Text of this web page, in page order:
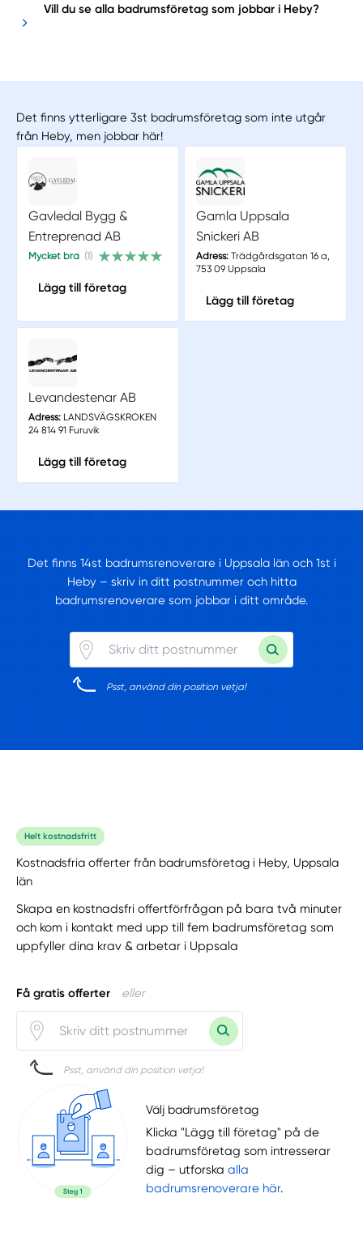
Vill du se alla badrumsföretag som jobbar i Heby?
Det finns ytterligare 3st badrumsföretag som inte utgår
från Heby, men jobbar här!
Gavledal Bygg &
Entreprenad AB
Mycket bra (1)
Lägg till företag
Gamla Uppsala
Snickeri AB
Adress:Trädgårdsgatan 16 a,
753 09 Uppsala
Lägg till företag
Levandestenar AB
Adress:LANDSVÄGSKROKEN
24 814 91 Furuvik
Lägg till företag
Det finns 14st badrumsrenoverare i Uppsala län och 1st i
Heby – skriv in ditt postnummer och hitta
badrumsrenoverare som jobbar i ditt område.
Psst, använd din position vetja!
Helt kostnadsfritt
Kostnadsfria offerter från badrumsföretag i Heby, Uppsala
län
Skapa en kostnadsfri offertförfrågan på bara två minuter
och kom i kontakt med upp till fem badrumsföretag som
uppfyller dina krav & arbetar i Uppsala
Få gratis offerter eller
Psst, använd din position vetja!
Välj badrumsföretag
Klicka "Lägg till företag" på de
badrumsföretag som intresserar
dig – utforskaalla
badrumsrenoverare här.